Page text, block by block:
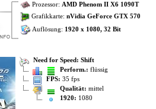
Prozessor: AMD Phenom II X6 1090T
Grafikkarte: nVidia GeForce GTX 570
Auflösung: 1920 x 1080, 32 Bit
Need for Speed: Shift
Perform.: flüssig
FPS: 35 fps
Qualität: mittel
1920: 1080